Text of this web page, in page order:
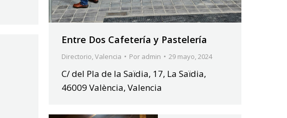
Entre Dos Cafetería y Pastelería
Directorio,Valencia Por admin 29 mayo, 2024
C/ del Pla de la Saïdia, 17, La Saïdia,
46009 València, Valencia